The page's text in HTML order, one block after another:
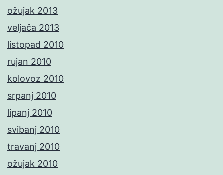
ožujak 2013
veljača 2013
listopad 2010
rujan 2010
kolovoz 2010
srpanj 2010
lipanj 2010
svibanj 2010
travanj 2010
ožujak 2010